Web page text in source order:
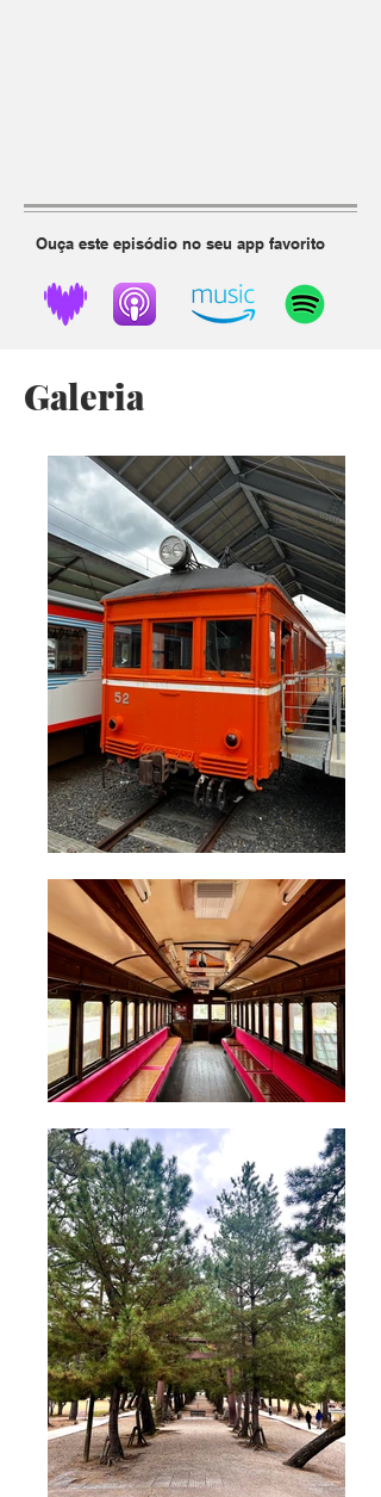
Ouça este episódio no seu app favorito
Galeria